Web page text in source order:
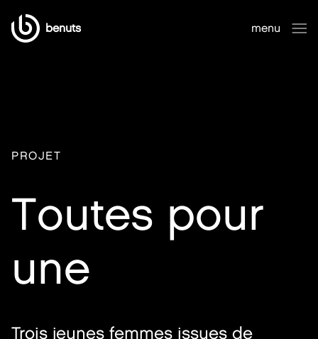
benuts
menu
PROJET
Toutes pour
une
Trois jeunes femmes issues de